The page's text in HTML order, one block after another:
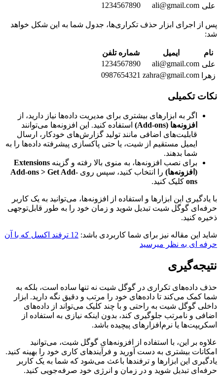
علی ali@gmail.com
1234567890
پس از اجرای ابزار حذف تکراری‌ها، جدول شما به این شکل خواهد
شد:
نام ایمیل
شماره تلفن
علی ali@gmail.com
1234567890
زهرا
zahra@gmail.com
0987654321
نکات تکمیلی
اگر به ابزارهای بیشتری برای مدیریت داده‌ها نیاز دارید، از
افزونه‌ها (Add-ons)
استفاده کنید. این افزونه‌ها می‌توانند
قابلیت‌های اضافی مانند تولید گزارش‌های خودکار، ارسال
ایمیل مستقیم از شیت، یا حتی پاکسازی پیشرفته داده‌ها را به
شما بدهند.
برای نصب افزونه‌ها، به منوی بالا رفته و گزینه Extensions
(افزونه‌ها) را انتخاب کنید، سپس روی Add-ons > Get Add-
ons کلیک کنید.
با یادگیری این ابزارها و استفاده از افزونه‌ها، می‌توانید به یک کاربر
حرفه‌ای گوگل شیت تبدیل شوید و زمان خود را به طور قابل‌توجهی
ذخیره کنید.
شاید این مقاله نیز برای شما کاربردی باشد:
12 ترفند اکسل که با آن
حرفه ای به نظر میرسید
نتیجه‌گیری
حذف داده‌های تکراری در گوگل شیت نه تنها ساده است، بلکه به
شما کمک می‌کند تا داده‌های خود را مرتب و دقیق نگه دارید. ابزار
داخلی گوگل شیت به راحتی و با چند کلیک می‌تواند از داده‌های
اضافی و نامرتب جلوگیری کند، بدون اینکه نیازی به استفاده از
اسکریپت‌ها یا نرم‌افزارهای پیچیده باشد.
علاوه بر این، با استفاده از افزونه‌های گوگل شیت، می‌توانید
امکانات بیشتری به دست آورید و فرآیندهای کاری خود را بهینه کنید.
یادگیری این ابزارها و ترفندها باعث می‌شود که شما به یک کاربر
حرفه‌ای تبدیل شوید و در زمان و انرژی خود صرفه‌جویی کنید.